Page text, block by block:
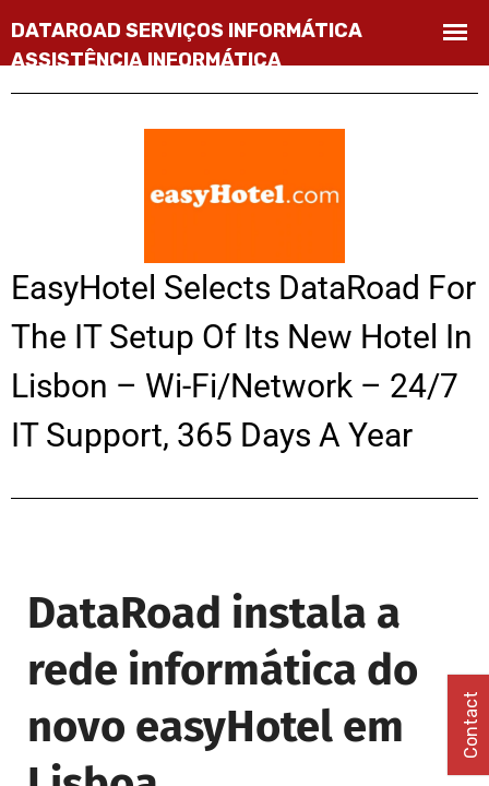
EasyHotel Selects DataRoad For
The IT Setup Of Its New Hotel In
Lisbon – Wi-Fi/Network – 24/7
IT Support, 365 Days A Year
DataRoad instala a
rede informática do
novo easyHotel em
Contact